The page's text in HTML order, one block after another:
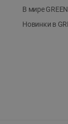
В мире GREEN
Новинки в